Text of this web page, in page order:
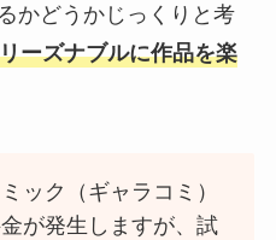
かどうかじっくりと考
ーズナブルに作品を楽
ック（ギャラコミ）
が発生しますが、試